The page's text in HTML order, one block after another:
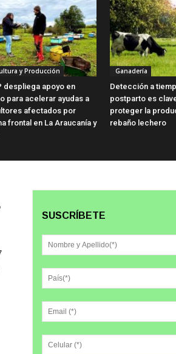
y Producción
despliega apoyo en
para acelerar ayudas a
afectados por
frontal en La Araucanía y
Ganadería
Detección a
postparto es
proteger la
rebaño lechero
SUSCRÍBETE